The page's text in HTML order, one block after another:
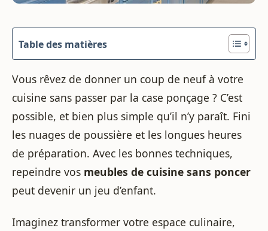
Table des matières
Vous rêvez de donner un coup de neuf à votre
cuisine sans passer par la case ponçage ? C’est
possible, et bien plus simple qu’il n’y paraît. Fini
les nuages de poussière et les longues heures
de préparation. Avec les bonnes techniques,
repeindre vos meubles de cuisine sans poncer
peut devenir un jeu d’enfant.
Imaginez transformer votre espace culinaire,